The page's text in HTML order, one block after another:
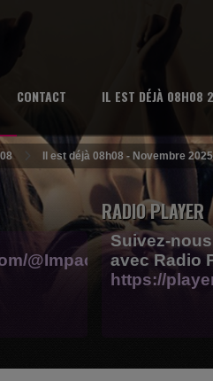
CONTACT IL EST DÉJÀ
Il est déjà 08h08 - Novembre 2025
@Impactfm-
RADIO PLAYER
Suivez-
avec Radio
https://